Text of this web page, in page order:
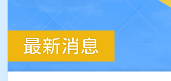
最新消息